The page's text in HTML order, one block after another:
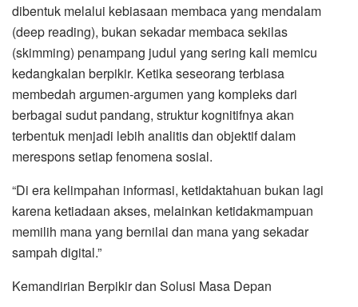
dibentuk melalui kebiasaan membaca yang mendalam
(deep reading), bukan sekadar membaca sekilas
(skimming) penampang judul yang sering kali memicu
kedangkalan berpikir. Ketika seseorang terbiasa
membedah argumen-argumen yang kompleks dari
berbagai sudut pandang, struktur kognitifnya akan
terbentuk menjadi lebih analitis dan objektif dalam
merespons setiap fenomena sosial.
“Di era kelimpahan informasi, ketidaktahuan bukan lagi
karena ketiadaan akses, melainkan ketidakmampuan
memilih mana yang bernilai dan mana yang sekadar
sampah digital.”
Kemandirian Berpikir dan Solusi Masa Depan